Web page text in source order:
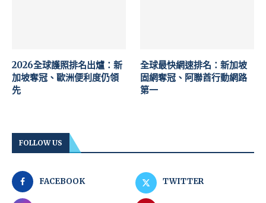
2026全球護照排名出爐：新
加坡奪冠、歐洲便利度仍領
先
全球最快網速排名：新加坡
固網奪冠、阿聯酋行動網路
第一
FOLLOW US
FACEBOOK TWITTER